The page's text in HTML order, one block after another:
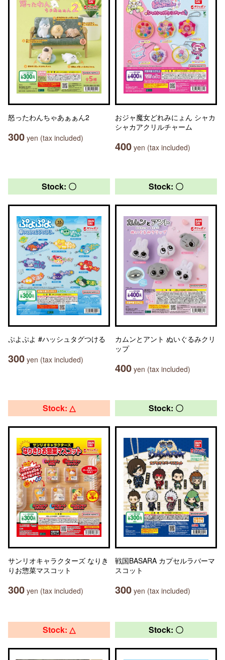
怒ったわんちゃあぁぁん2
300 yen (tax included)
おジャ魔女どれみにょん シャカ
シャカアクリルチャーム
400 yen (tax included)
Stock: 〇
ぷよぷよ #ハッシュタグつける
300 yen (tax included)
Stock: 〇
カムンとアント ぬいぐるみクリ
ップ
400 yen (tax included)
Stock: △
サンリオキャラクターズ なりき
りお惣菜マスコット
300 yen (tax included)
Stock: 〇
戦国BASARA カプセルラバーマ
スコット
300 yen (tax included)
Stock: △ Stock: 〇